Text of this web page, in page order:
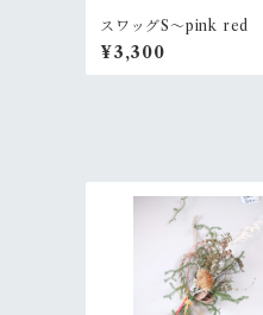
スワッグS〜pink red
¥3,300